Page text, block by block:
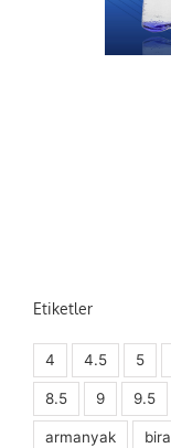
Etiketler
4 4.5 5
8.5 9 9.5
armanyak bira